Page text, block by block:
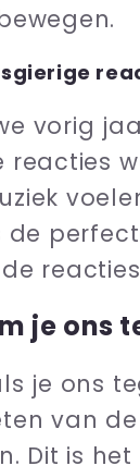
vorig
reacties
de
je ons
je ons
van
Dit is